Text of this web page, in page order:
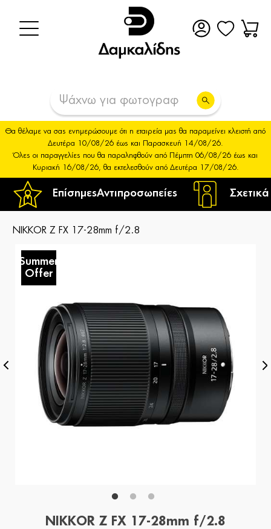
ΕπίσημεςΑντιπροσωπείες
Θα θέλαμε να σας ενημερώσουμε ότι η εταιρεία μας θα παραμείνει κλειστή από
Δευτέρα 10/08/26 έως και Παρασκευή 14/08/26.
Όλες οι παραγγελίες που θα παραληφθούν από Πέμπτη 06/08/26 έως και
Κυριακή 16/08/26, θα εκτελεσθούν από Δευτέρα 17/08/26.
NIKKOR Z FX 17-28mm f/2.8
Summer
Offer
NIKKOR Z FX 17-28mm f/2.8